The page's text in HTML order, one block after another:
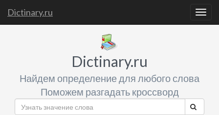
Dictinary.ru
Dictinary.ru
Найдем определение для любого слова
Поможем разгадать кроссворд